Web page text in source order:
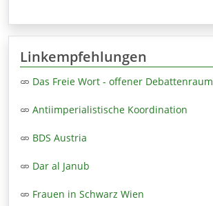
Linkempfehlungen
Das Freie Wort - offener Debattenraum
Antiimperialistische Koordination
BDS Austria
Dar al Janub
Frauen in Schwarz Wien